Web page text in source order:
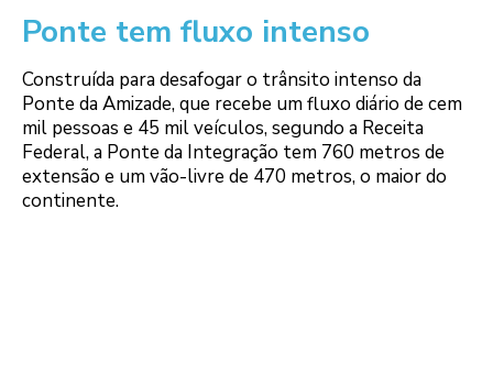
Ponte tem fluxo intenso
Construída para desafogar o trânsito intenso da
Ponte da Amizade, que recebe um fluxo diário de cem
mil pessoas e 45 mil veículos, segundo a Receita
Federal, a Ponte da Integração tem 760 metros de
extensão e um vão-livre de 470 metros, o maior do
continente.